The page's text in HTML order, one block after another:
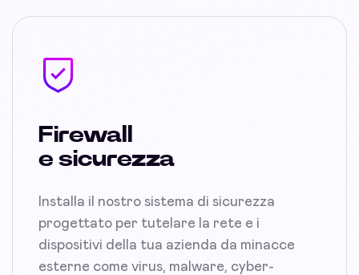
Firewall
e sicurezza
Installa il nostro sistema di sicurezza
progettato per tutelare la rete e i
dispositivi della tua azienda da minacce
esterne come virus, malware, cyber-